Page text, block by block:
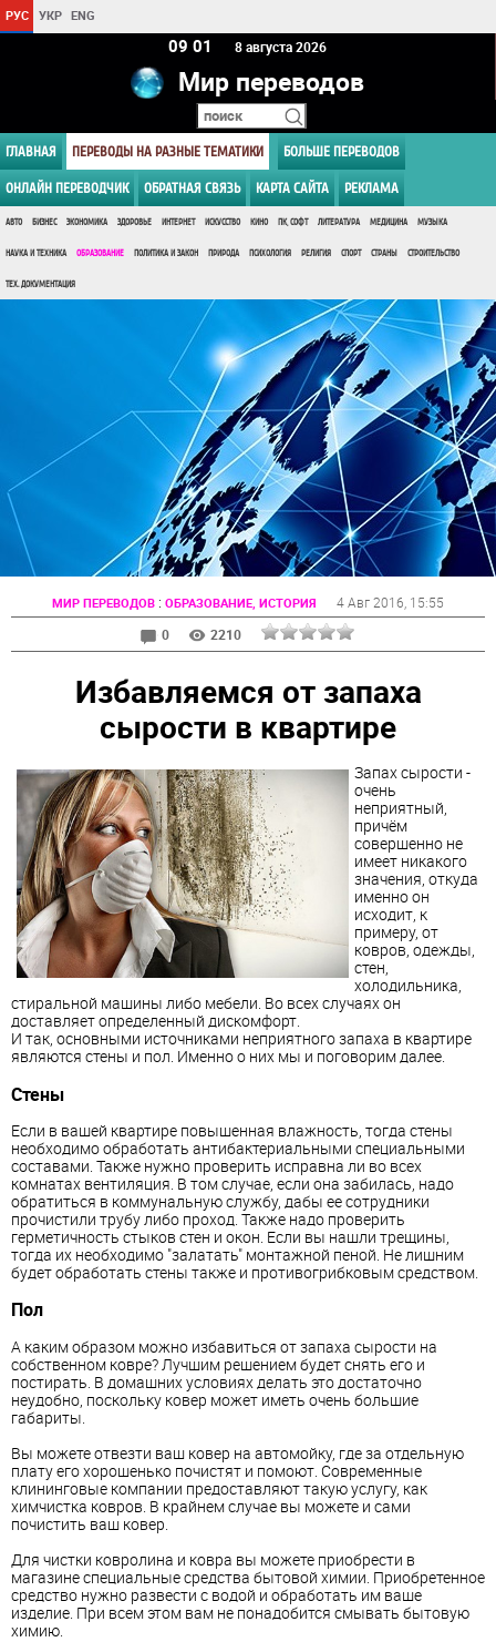
РУС УКР ENG
09 01 8 августа 2026
Мир переводов
ГЛАВНАЯ ПЕРЕВОДЫ НА РАЗНЫЕ ТЕМАТИКИ БОЛЬШЕ ПЕРЕВОДОВ
ОНЛАЙН ПЕРЕВОДЧИК ОБРАТНАЯ СВЯЗЬ КАРТА САЙТА РЕКЛАМА
АВТО БИЗНЕС ЭКОНОМИКА ЗДОРОВЬЕ ИНТЕРНЕТ ИСКУССТВО КИНО ПК, СОФТ ЛИТЕРАТУРА МЕДИЦИНА МУЗЫКА
НАУКА И ТЕХНИКА ОБРАЗОВАНИЕ ПОЛИТИКА И ЗАКОН ПРИРОДА ПСИХОЛОГИЯ РЕЛИГИЯ СПОРТ СТРАНЫ СТРОИТЕЛЬСТВО
ТЕХ. ДОКУМЕНТАЦИЯ
МИР ПЕРЕВОДОВ : ОБРАЗОВАНИЕ, ИСТОРИЯ 4 Авг 2016 , 15:55
0
2210
Избавляемся от запаха
сырости в квартире
Запах сырости -
очень
неприятный,
причём
совершенно не
имеет никакого
значения, откуда
именно он
исходит, к
примеру, от
ковров, одежды,
стен,
холодильника,
стиральной машины либо мебели. Во всех случаях он
доставляет определенный дискомфорт.
И так, основными источниками неприятного запаха в квартире
являются стены и пол. Именно о них мы и поговорим далее.
Стены
Если в вашей квартире повышенная влажность, тогда стены
необходимо обработать антибактериальными специальными
составами. Также нужно проверить исправна ли во всех
комнатах вентиляция. В том случае, если она забилась, надо
обратиться в коммунальную службу, дабы ее сотрудники
прочистили трубу либо проход. Также надо проверить
герметичность стыков стен и окон. Если вы нашли трещины,
тогда их необходимо "залатать" монтажной пеной. Не лишним
будет обработать стены также и противогрибковым средством.
Пол
А каким образом можно избавиться от запаха сырости на
собственном ковре? Лучшим решением будет снять его и
постирать. В домашних условиях делать это достаточно
неудобно, поскольку ковер может иметь очень большие
габариты.
Вы можете отвезти ваш ковер на автомойку, где за отдельную
плату его хорошенько почистят и помоют. Современные
клининговые компании предоставляют такую услугу, как
химчистка ковров. В крайнем случае вы можете и сами
почистить ваш ковер.
Для чистки ковролина и ковра вы можете приобрести в
магазине специальные средства бытовой химии. Приобретенное
средство нужно развести с водой и обработать им ваше
изделие. При всем этом вам не понадобится смывать бытовую
химию.